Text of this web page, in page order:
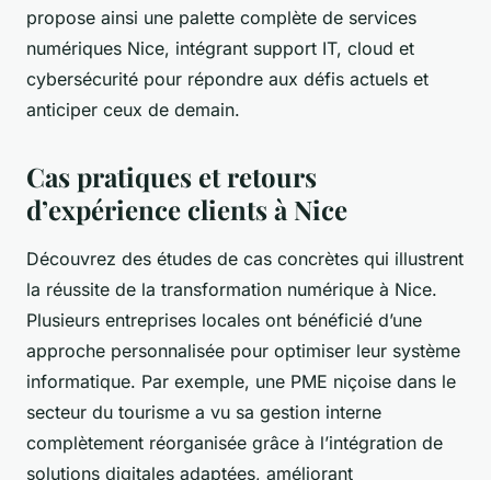
propose ainsi une palette complète de services
numériques Nice, intégrant support IT, cloud et
cybersécurité pour répondre aux défis actuels et
anticiper ceux de demain.
Cas pratiques et retours
d’expérience clients à Nice
Découvrez des études de cas concrètes qui illustrent
la réussite de la transformation numérique à Nice.
Plusieurs entreprises locales ont bénéficié d’une
approche personnalisée pour optimiser leur système
informatique. Par exemple, une PME niçoise dans le
secteur du tourisme a vu sa gestion interne
complètement réorganisée grâce à l’intégration de
solutions digitales adaptées, améliorant